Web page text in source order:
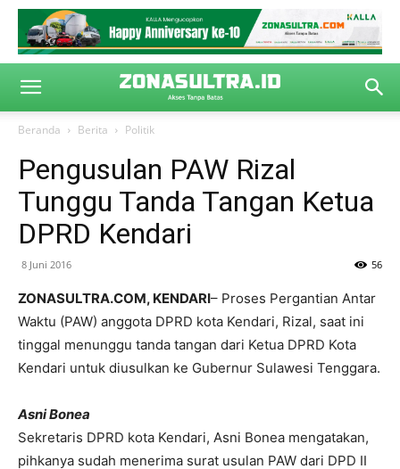
Beranda Berita Politik
Pengusulan PAW Rizal
Tunggu Tanda Tangan Ketua
DPRD Kendari
8 Juni 2016 56
ZONASULTRA.COM, KENDARI– Proses Pergantian Antar
Waktu (PAW) anggota DPRD kota Kendari, Rizal, saat ini
tinggal menunggu tanda tangan dari Ketua DPRD Kota
Kendari untuk diusulkan ke Gubernur Sulawesi Tenggara.
Asni Bonea
Sekretaris DPRD kota Kendari, Asni Bonea mengatakan,
pihkanya sudah menerima surat usulan PAW dari DPD II